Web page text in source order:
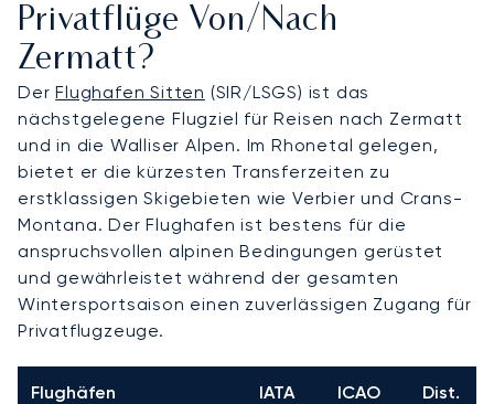
Privatflüge Von/nach
Zermatt?
DerFlughafen Sitten (SIR/LSGS) ist das
nächstgelegene Flugziel für Reisen nach Zermatt
und in die Walliser Alpen. Im Rhonetal gelegen,
bietet er die kürzesten Transferzeiten zu
erstklassigen Skigebieten wie Verbier und Crans-
Montana. Der Flughafen ist bestens für die
anspruchsvollen alpinen Bedingungen gerüstet
und gewährleistet während der gesamten
Wintersportsaison einen zuverlässigen Zugang für
Privatflugzeuge.
Flughäfen IATA ICAO Dist.